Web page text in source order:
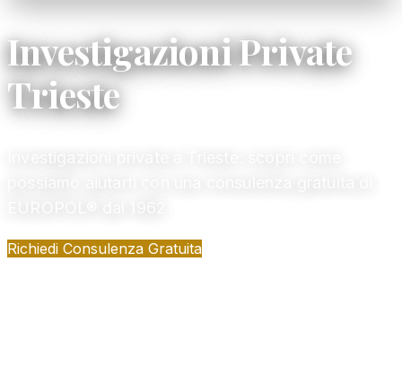
Investigazioni Private
Trieste
Richiedi Consulenza Gratuita